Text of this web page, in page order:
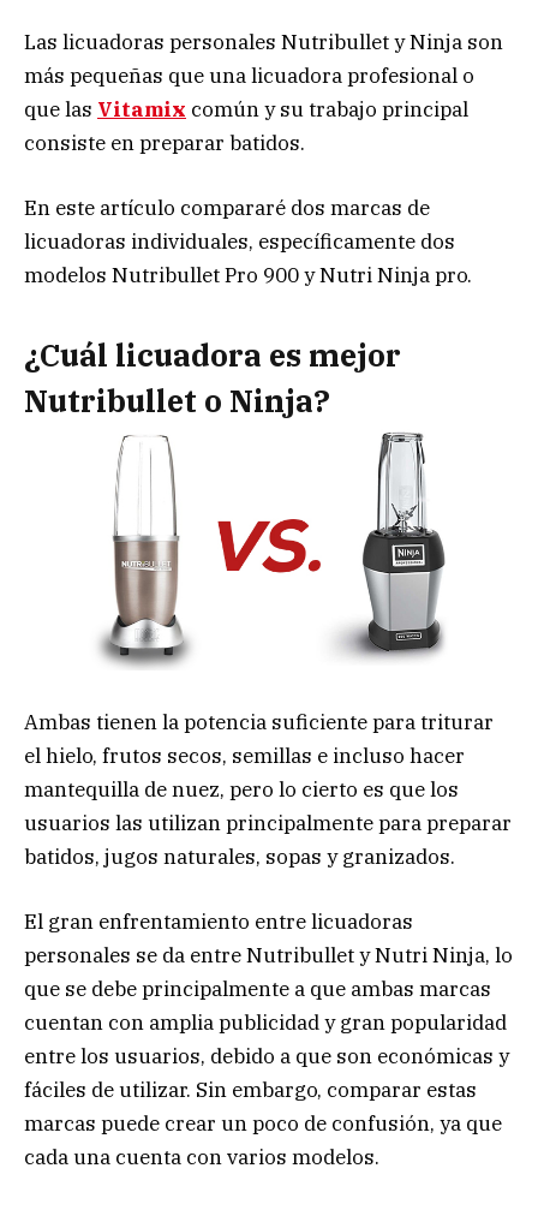
Las licuadoras personales Nutribullet y Ninja son
más pequeñas que una licuadora profesional o
que las Vitamix común y su trabajo principal
consiste en preparar batidos.
En este artículo compararé dos marcas de
licuadoras individuales, específicamente dos
modelos Nutribullet Pro 900 y Nutri Ninja pro.
¿Cuál licuadora es mejor
Nutribullet o Ninja?
Ambas tienen la potencia suficiente para triturar
el hielo, frutos secos, semillas e incluso hacer
mantequilla de nuez, pero lo cierto es que los
usuarios las utilizan principalmente para preparar
batidos, jugos naturales, sopas y granizados.
El gran enfrentamiento entre licuadoras
personales se da entre Nutribullet y Nutri Ninja, lo
que se debe principalmente a que ambas marcas
cuentan con amplia publicidad y gran popularidad
entre los usuarios, debido a que son económicas y
fáciles de utilizar. Sin embargo, comparar estas
marcas puede crear un poco de confusión, ya que
cada una cuenta con varios modelos.